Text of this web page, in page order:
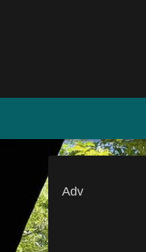
Adv